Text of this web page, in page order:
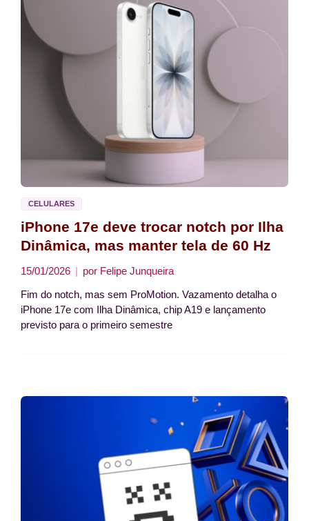
CELULARES
iPhone 17e deve trocar notch por Ilha
Dinâmica, mas manter tela de 60 Hz
15/01/2026 por Felipe Junqueira
Fim do notch, mas sem ProMotion. Vazamento detalha o
iPhone 17e com Ilha Dinâmica, chip A19 e lançamento
previsto para o primeiro semestre